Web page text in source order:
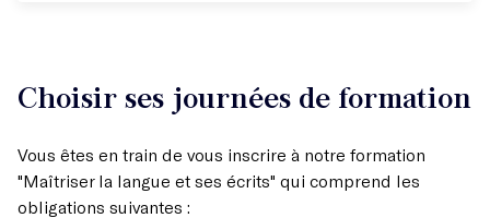
Choisir ses journées de formation
Vous êtes en train de vous inscrire à notre formation
"Maîtriser la langue et ses écrits" qui comprend les
obligations suivantes :